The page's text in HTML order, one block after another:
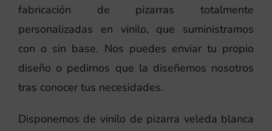
fabricación de pizarras totalmente
personalizadas en vinilo, que suministramos
con o sin base. Nos puedes enviar tu propio
diseño o pedirnos que la diseñemos nosotros
tras conocer tus necesidades.
Disponemos de vinilo de pizarra veleda blanca